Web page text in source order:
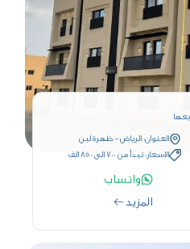
العنوان: الرياض - ظهرة لبن
الاسعار: تبدأ من 700 الى 850 الف
واتساب
المزيد